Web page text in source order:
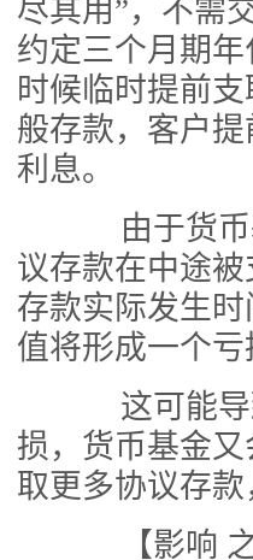
尽其用”，不需
约定三个月期
时候临时提前
般存款，客户
利息。
由于货币
议存款在中途
存款实际发生
值将形成一个亏
这可能导
损，货币基金
取更多协议存款
【影响 之